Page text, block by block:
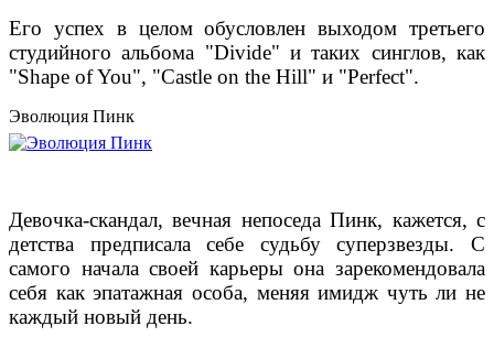
Его успех в целом обусловлен выходом третьего
студийного альбома "Divide" и таких синглов, как
"Shape of You", "Castle on the Hill" и "Perfect".
Эволюция Пинк
Девочка-скандал, вечная непоседа Пинк, кажется, с
детства предписала себе судьбу суперзвезды. С
самого начала своей карьеры она зарекомендовала
себя как эпатажная особа, меняя имидж чуть ли не
каждый новый день.